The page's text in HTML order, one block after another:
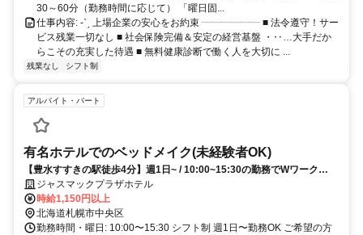
30～60分（勤務時間に応じて） 「曜日固...
仕事内容: -ˋˏ 上場企業の安心をお約束 ┈┈┈┈┈┈ ■ 法令遵守！サー
ビス残業一切なし ■ 社会保険完備＆安定の経営基盤 ・‥…大手だか
らこその充実した待遇 ■ 無料健康診断で働く人を大切に ...
残業なし シフト制
アルバイト・パート
有名ホテルでのベッドメイク(未経験者OK)
【豊水すすきの駅徒歩4分】週1日~ / 10:00~15:30の勤務でWワーク
OK！ジャスマックプラザホテル
時給1,150円以上
北海道札幌市中央区
勤務時間・曜日: 10:00〜15:30 シフト制 週1日〜勤務OK ご希望の方